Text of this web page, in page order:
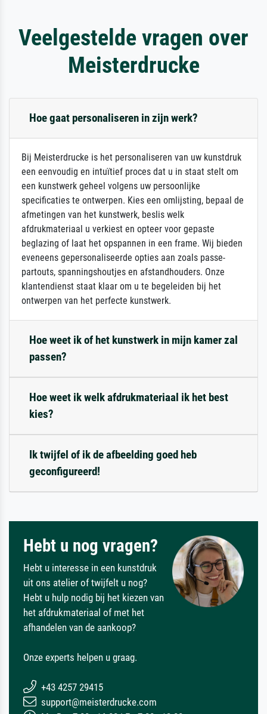
Veelgestelde vragen over
Meisterdrucke
Hoe gaat personaliseren in zijn werk?
Bij Meisterdrucke is het personaliseren van uw kunstdruk
een eenvoudig en intuïtief proces dat u in staat stelt om
een kunstwerk geheel volgens uw persoonlijke
specificaties te ontwerpen. Kies een omlijsting, bepaal de
afmetingen van het kunstwerk, beslis welk
afdrukmateriaal u verkiest en opteer voor gepaste
beglazing of laat het opspannen in een frame. Wij bieden
eveneens gepersonaliseerde opties aan zoals passe-
partouts, spanningshoutjes en afstandhouders. Onze
klantendienst staat klaar om u te begeleiden bij het
ontwerpen van het perfecte kunstwerk.
Hoe weet ik of het kunstwerk in mijn kamer zal
passen?
Hoe weet ik welk afdrukmateriaal ik het best
kies?
Ik twijfel of ik de afbeelding goed heb
geconfigureerd!
Hebt u nog vragen?
Hebt u interesse in een kunstdruk
uit ons atelier of twijfelt u nog?
Hebt u hulp nodig bij het kiezen van
het afdrukmateriaal of met het
afhandelen van de aankoop?
Onze experts helpen u graag.
+43 4257 29415
support@meisterdrucke.com